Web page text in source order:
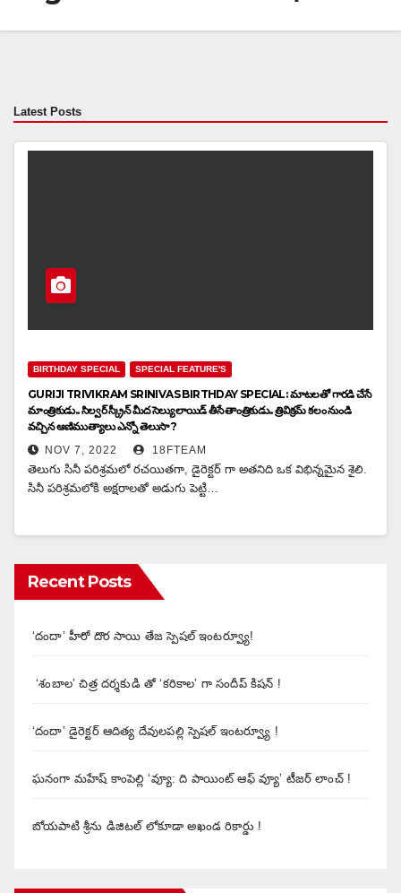
Latest Posts
BIRTHDAY SPECIAL SPECIAL FEATURE'S
GURIJI TRIVIKRAM SRINIVAS BIRTHDAY SPECIAL: మాటలతో గారడి చేసే
మాంత్రికుడు.. సిల్వర్ స్క్రీన్ మీద సెల్యులాయిడ్ తీసే తాంత్రికుడు.. త్రివిక్రమ్ కలం నుండి
వచ్చిన ఆణిముత్యాలు ఎన్నో తెలుసా ?
NOV 7, 2022 18FTEAM
తెలుగు సినీ పరిశ్రమలో రచయితగా, డైరెక్టర్ గా అతనిది ఒక విభిన్నమైన శైలి.
సినీ పరిశ్రమలోకి అక్షరాలతో అడుగు పెట్టి…
Recent Posts
‘దందా’ హీరో దొర సాయి తేజ స్పెషల్ ఇంటర్వ్యూ!
‘శంబాల’ చిత్ర దర్శకుడి తో ‘కరికాల’ గా సందీప్ కిషన్ !
‘దందా’ డైరెక్ట‌ర్ ఆదిత్య దేవులపల్లి స్పెషల్ ఇంటర్వ్యూ !
ఘనంగా మహేష్ కాంపెల్లి ‘వ్యూ: ది పాయింట్ ఆఫ్ వ్యూ’ టీజర్ లాంచ్ !
బోయపాటి శ్రీను డిజిటల్‌ లోకూడా అఖండ రికార్డు !